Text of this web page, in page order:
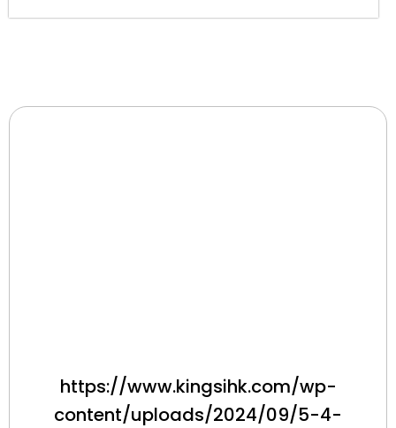
https://www.kingsihk.com/wp-
content/uploads/2024/09/5-4-